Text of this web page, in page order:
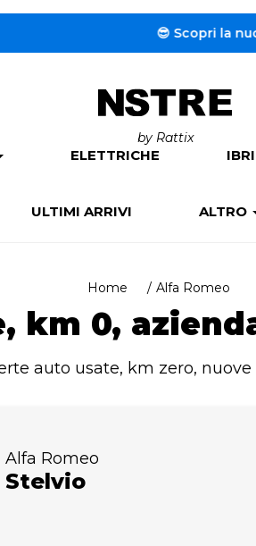
😎 Scopri la nuova
by Rattix
ELETTRICHE
ULTIMI ARRIVI ALTRO
Home Alfa Romeo
km 0,
auto usate, km zero,
Alfa Romeo
Stelvio